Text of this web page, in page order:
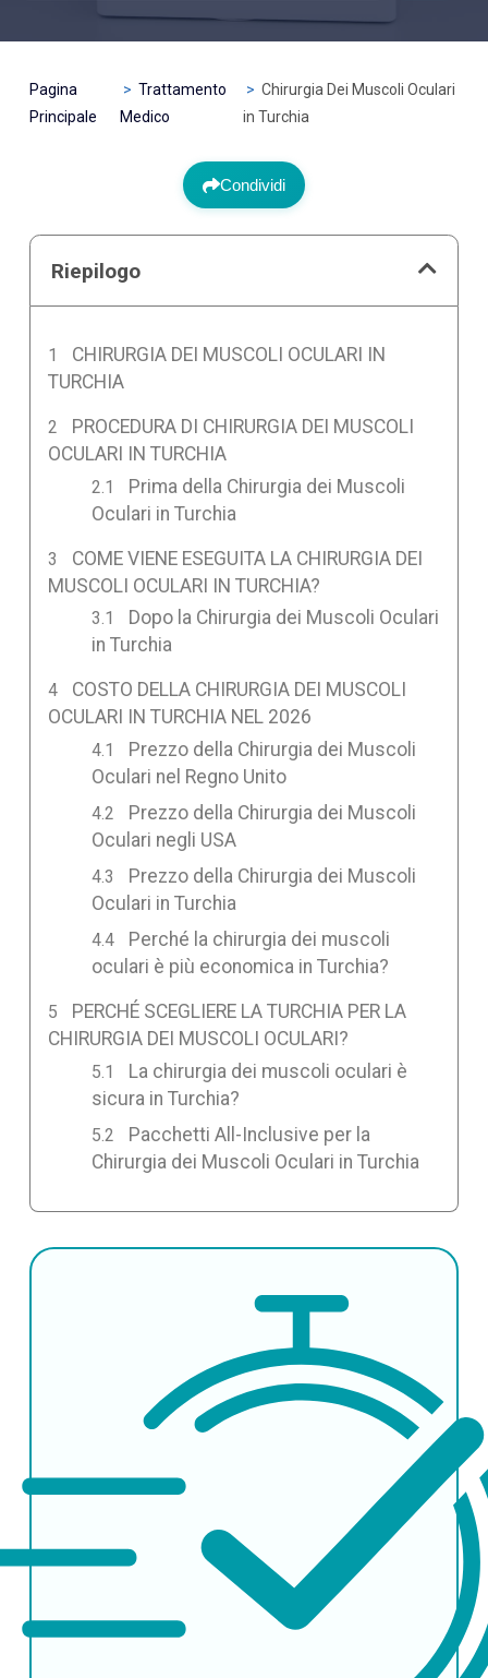
Pagina
Principale
Trattamento
Medico
Chirurgia Dei Muscoli Oculari
in Turchia
Condividi
Riepilogo
CHIRURGIA DEI MUSCOLI OCULARI IN
TURCHIA
PROCEDURA DI CHIRURGIA DEI MUSCOLI
OCULARI IN TURCHIA
Prima della Chirurgia dei Muscoli
Oculari in Turchia
COME VIENE ESEGUITA LA CHIRURGIA DEI
MUSCOLI OCULARI IN TURCHIA?
Dopo la Chirurgia dei Muscoli Oculari
in Turchia
COSTO DELLA CHIRURGIA DEI MUSCOLI
OCULARI IN TURCHIA NEL 2026
Prezzo della Chirurgia dei Muscoli
Oculari nel Regno Unito
Prezzo della Chirurgia dei Muscoli
Oculari negli USA
Prezzo della Chirurgia dei Muscoli
Oculari in Turchia
Perché la chirurgia dei muscoli
oculari è più economica in Turchia?
PERCHÉ SCEGLIERE LA TURCHIA PER LA
CHIRURGIA DEI MUSCOLI OCULARI?
La chirurgia dei muscoli oculari è
sicura in Turchia?
Pacchetti All-Inclusive per la
Chirurgia dei Muscoli Oculari in Turchia